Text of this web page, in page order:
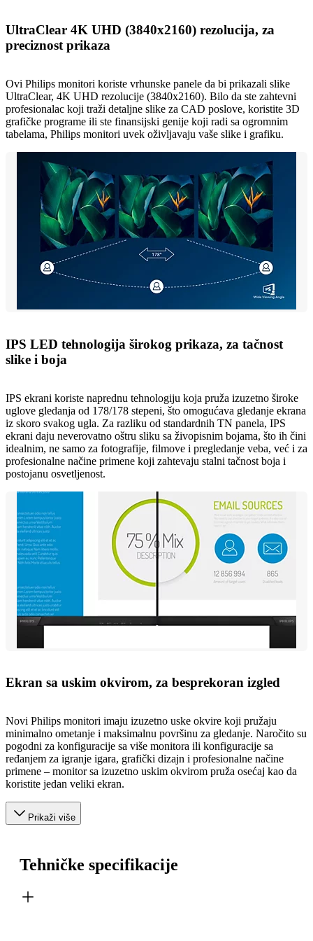
UltraClear 4K UHD (3840x2160) rezolucija, za
preciznost prikaza
Ovi Philips monitori koriste vrhunske panele da bi prikazali slike
UltraClear, 4K UHD rezolucije (3840x2160). Bilo da ste zahtevni
profesionalac koji traži detaljne slike za CAD poslove, koristite 3D
grafičke programe ili ste finansijski genije koji radi sa ogromnim
tabelama, Philips monitori uvek oživljavaju vaše slike i grafiku.
IPS LED tehnologija širokog prikaza, za tačnost
slike i boja
IPS ekrani koriste naprednu tehnologiju koja pruža izuzetno široke
uglove gledanja od 178/178 stepeni, što omogućava gledanje ekrana
iz skoro svakog ugla. Za razliku od standardnih TN panela, IPS
ekrani daju neverovatno oštru sliku sa živopisnim bojama, što ih čini
idealnim, ne samo za fotografije, filmove i pregledanje veba, već i za
profesionalne načine primene koji zahtevaju stalni tačnost boja i
postojanu osvetljenost.
Ekran sa uskim okvirom, za besprekoran izgled
Novi Philips monitori imaju izuzetno uske okvire koji pružaju
minimalno ometanje i maksimalnu površinu za gledanje. Naročito su
pogodni za konfiguracije sa više monitora ili konfiguracije sa
ređanjem za igranje igara, grafički dizajn i profesionalne načine
primene – monitor sa izuzetno uskim okvirom pruža osećaj kao da
koristite jedan veliki ekran.
Prikaži više
Tehničke specifikacije